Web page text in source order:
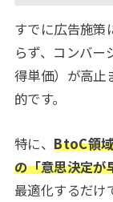
すでに広告施策
らず、コンバー
得単価）が高止
的です。
特に、BtoC領
の「意思決定が
最適化するだけ